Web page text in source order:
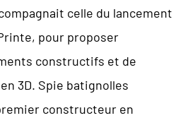
celle du lancement
pour proposer
constructifs et de
3D. Spie batignolles
constructeur en